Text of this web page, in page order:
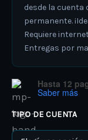
desde la cuenta
permanente.
Requiere
Entregas por
Hasta 12
Saber más
TIPO DE CUENTA